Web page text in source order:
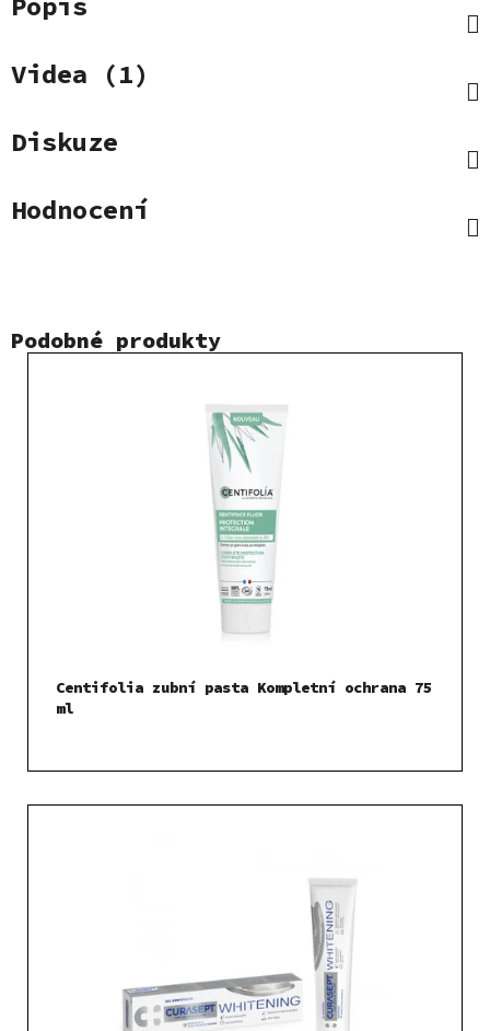
Videa (1)
Diskuze
Hodnocení
Podobné produkty
Centifolia zubní pasta Kompletní ochrana 75
ml